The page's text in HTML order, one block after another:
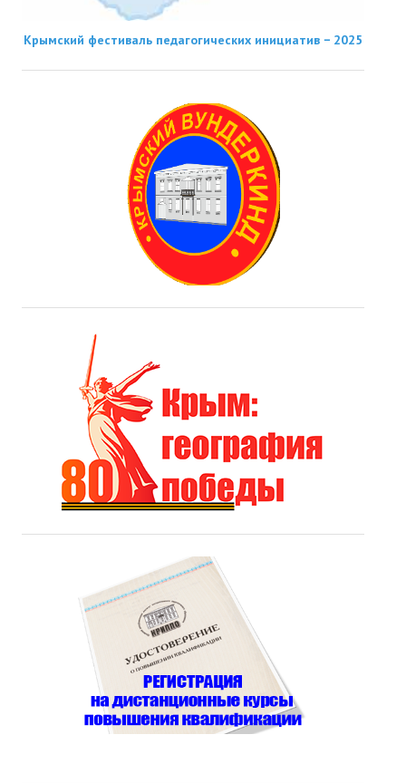
Крымский фестиваль педагогических инициатив − 2025